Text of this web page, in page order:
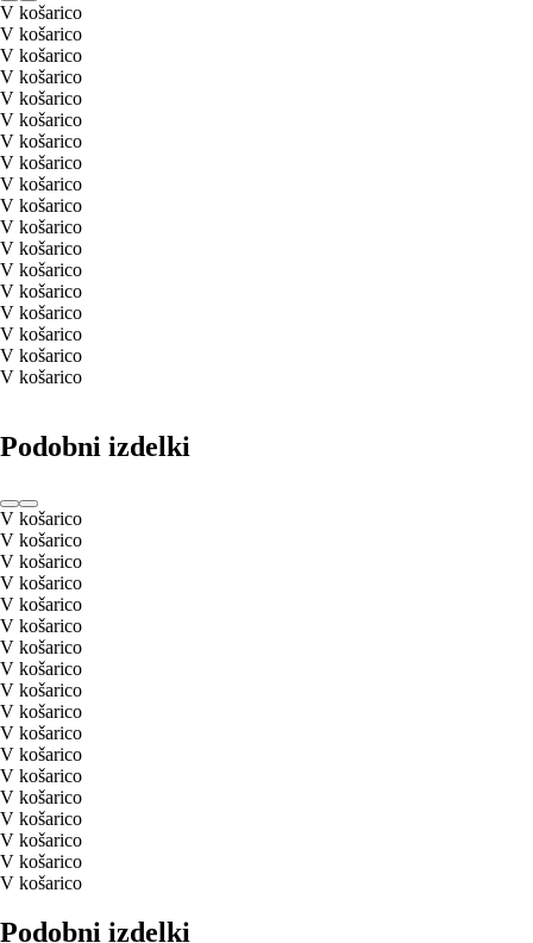
V košarico
V košarico
V košarico
V košarico
V košarico
V košarico
V košarico
V košarico
V košarico
V košarico
V košarico
V košarico
V košarico
V košarico
V košarico
V košarico
V košarico
V košarico
Podobni izdelki
V košarico
V košarico
V košarico
V košarico
V košarico
V košarico
V košarico
V košarico
V košarico
V košarico
V košarico
V košarico
V košarico
V košarico
V košarico
V košarico
V košarico
V košarico
Podobni izdelki